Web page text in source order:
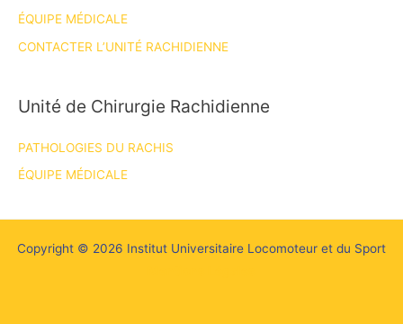
ÉQUIPE MÉDICALE
CONTACTER L’UNITÉ RACHIDIENNE
Unité de Chirurgie Rachidienne
PATHOLOGIES DU RACHIS
ÉQUIPE MÉDICALE
Copyright © 2026 Institut Universitaire Locomoteur et du Sport